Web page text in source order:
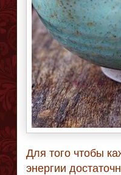
Для того чтобы
энергии